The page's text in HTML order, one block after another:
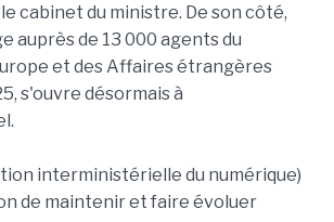
cabinet du ministre. De son côté,
auprès de 13 000 agents du
et des Affaires étrangères
s'ouvre désormais à
interministérielle du numérique)
de maintenir et faire évoluer